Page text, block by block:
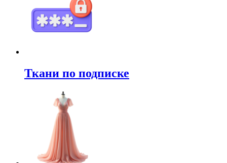
Ткани по подписке